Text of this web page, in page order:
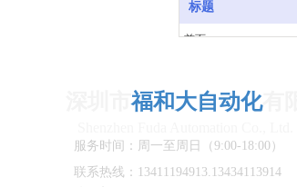
标题
首页
客户案例
在线留言
联系我们
服务时间：周一至周日（9:00-18:00）
联系热线：13411194913.13434113914
深圳市福和大自动化有